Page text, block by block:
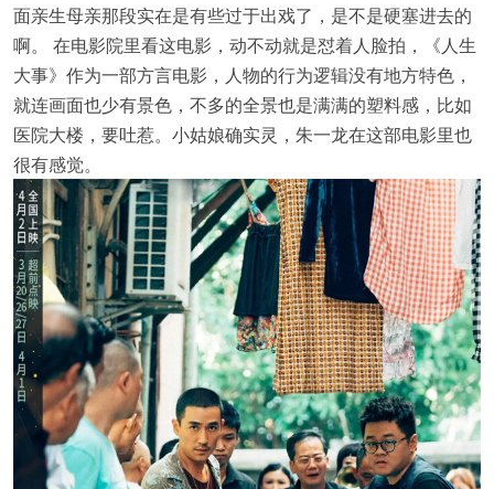
面亲生母亲那段实在是有些过于出戏了，是不是硬塞进去的
啊。 在电影院里看这电影，动不动就是怼着人脸拍，《人生
大事》作为一部方言电影，人物的行为逻辑没有地方特色，
就连画面也少有景色，不多的全景也是满满的塑料感，比如
医院大楼，要吐惹。小姑娘确实灵，朱一龙在这部电影里也
很有感觉。